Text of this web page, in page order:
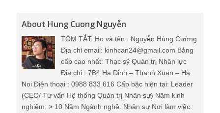
About Hung Cuong Nguyễn
TÓM TẮT: Họ và tên : Nguyễn Hùng Cường
Địa chỉ email: kinhcan24@gmail.com Bằng
cấp cao nhất: Thạc sỹ Quản trị Nhân lực
Địa chỉ : 7B4 Ha Dinh – Thanh Xuan – Ha
Noi Điện thoại : 0988 833 616 Cấp bậc hiện tại: Leader
(CEO/ Tư vấn Hệ thống Quản trị Nhân sự) Năm kinh
nghiệm: > 10 Năm Ngành nghề: Nhân sự Nơi làm việc: